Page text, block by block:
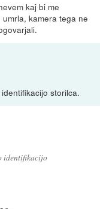
kaj bi me
kamera tega ne
storilca.
identifikacijo